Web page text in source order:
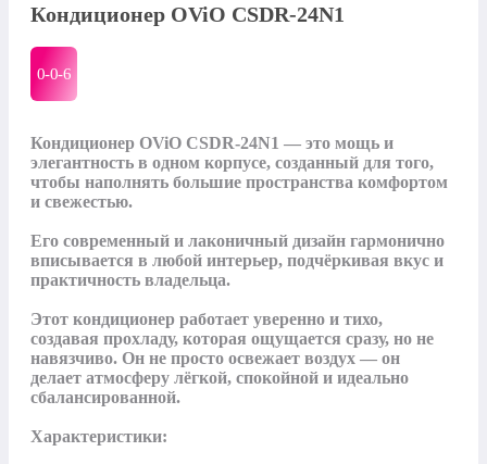
Кондиционер OViO CSDR-24N1
0-0-6
Кондиционер OViO CSDR-24N1 — это мощь и
элегантность в одном корпусе, созданный для того,
чтобы наполнять большие пространства комфортом
и свежестью.
Его современный и лаконичный дизайн гармонично
вписывается в любой интерьер, подчёркивая вкус и
практичность владельца.
Этот кондиционер работает уверенно и тихо,
создавая прохладу, которая ощущается сразу, но не
навязчиво. Он не просто освежает воздух — он
делает атмосферу лёгкой, спокойной и идеально
сбалансированной.
Характеристики: